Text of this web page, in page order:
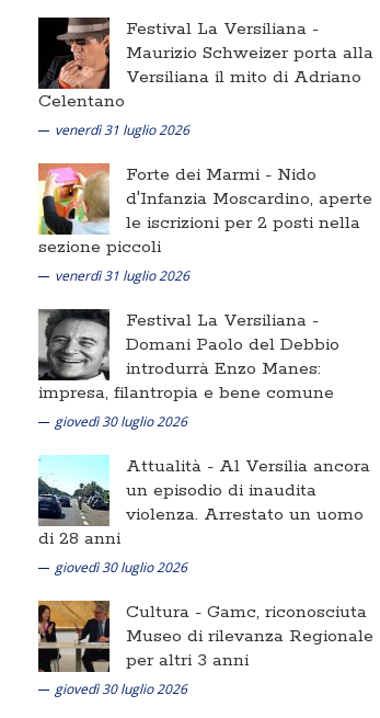
Festival La Versiliana -
Maurizio Schweizer porta alla
Versiliana il mito di Adriano
Celentano
venerdì 31 luglio 2026
Forte dei Marmi - Nido
d'Infanzia Moscardino, aperte
le iscrizioni per 2 posti nella
sezione piccoli
venerdì 31 luglio 2026
Festival La Versiliana -
Domani Paolo del Debbio
introdurrà Enzo Manes:
impresa, filantropia e bene comune
giovedì 30 luglio 2026
Attualità - Al Versilia ancora
un episodio di inaudita
violenza. Arrestato un uomo
di 28 anni
giovedì 30 luglio 2026
Cultura - Gamc, riconosciuta
Museo di rilevanza Regionale
per altri 3 anni
giovedì 30 luglio 2026